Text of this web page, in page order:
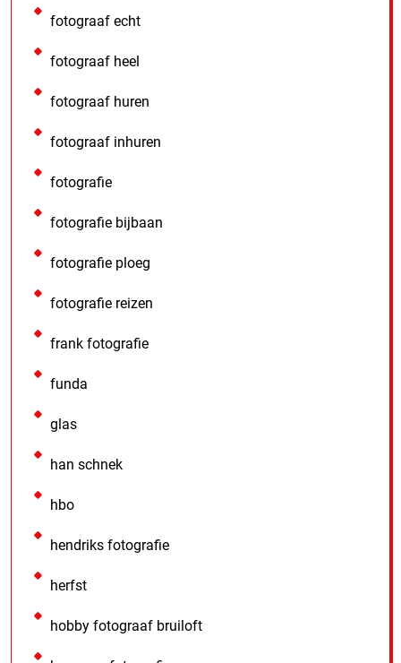
fotograaf echt
fotograaf heel
fotograaf huren
fotograaf inhuren
fotografie
fotografie bijbaan
fotografie ploeg
fotografie reizen
frank fotografie
funda
glas
han schnek
hbo
hendriks fotografie
herfst
hobby fotograaf bruiloft